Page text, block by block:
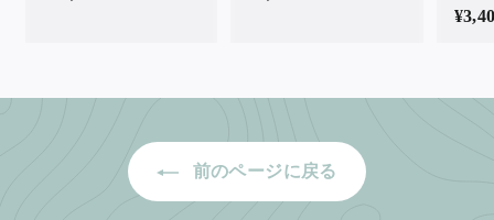
2
0
前のページに戻る